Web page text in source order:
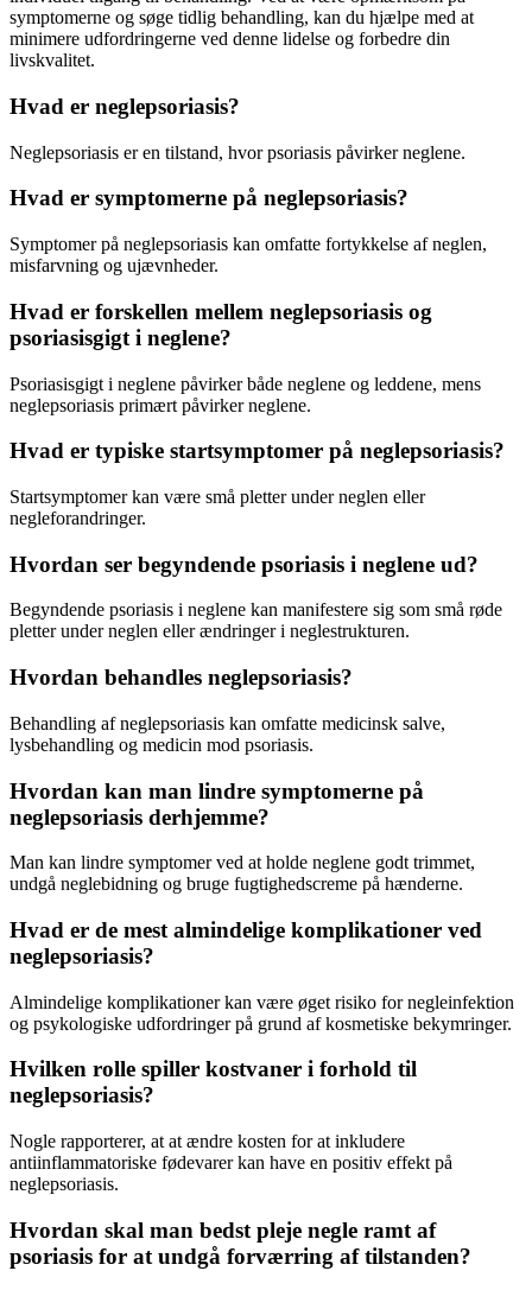
symptomerne og søge tidlig behandling, kan du hjælpe med at
minimere udfordringerne ved denne lidelse og forbedre din
livskvalitet.
Hvad er neglepsoriasis?
Neglepsoriasis er en tilstand, hvor psoriasis påvirker neglene.
Hvad er symptomerne på neglepsoriasis?
Symptomer på neglepsoriasis kan omfatte fortykkelse af neglen,
misfarvning og ujævnheder.
Hvad er forskellen mellem neglepsoriasis og
psoriasisgigt i neglene?
Psoriasisgigt i neglene påvirker både neglene og leddene, mens
neglepsoriasis primært påvirker neglene.
Hvad er typiske startsymptomer på neglepsoriasis?
Startsymptomer kan være små pletter under neglen eller
negleforandringer.
Hvordan ser begyndende psoriasis i neglene ud?
Begyndende psoriasis i neglene kan manifestere sig som små røde
pletter under neglen eller ændringer i neglestrukturen.
Hvordan behandles neglepsoriasis?
Behandling af neglepsoriasis kan omfatte medicinsk salve,
lysbehandling og medicin mod psoriasis.
Hvordan kan man lindre symptomerne på
neglepsoriasis derhjemme?
Man kan lindre symptomer ved at holde neglene godt trimmet,
undgå neglebidning og bruge fugtighedscreme på hænderne.
Hvad er de mest almindelige komplikationer ved
neglepsoriasis?
Almindelige komplikationer kan være øget risiko for negleinfektion
og psykologiske udfordringer på grund af kosmetiske bekymringer.
Hvilken rolle spiller kostvaner i forhold til
neglepsoriasis?
Nogle rapporterer, at at ændre kosten for at inkludere
antiinflammatoriske fødevarer kan have en positiv effekt på
neglepsoriasis.
Hvordan skal man bedst pleje negle ramt af
psoriasis for at undgå forværring af tilstanden?